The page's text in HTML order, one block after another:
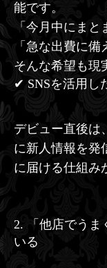
能です。
「今月中にまと
「急な出費に備
そんな希望も現
✔ SNSを活用し
デビュー直後は
に新人情報を発
に届ける仕組み
2. 「他店でうま
いる